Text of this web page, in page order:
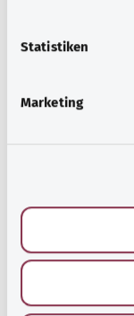
Statistiken
Marketing
من الأحيان. تعرف